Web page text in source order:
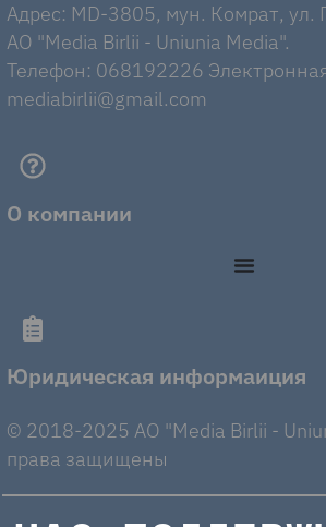
Адрес: MD-3805, мун. Комрат, ул.
AO "Media Birlii - Uniunia Media".
Телефон: 068192226
mediabirlii@gmail.com
О компании
Юридическая информаиция
© 2018-2025 AO "Media Birlii -
права защищены